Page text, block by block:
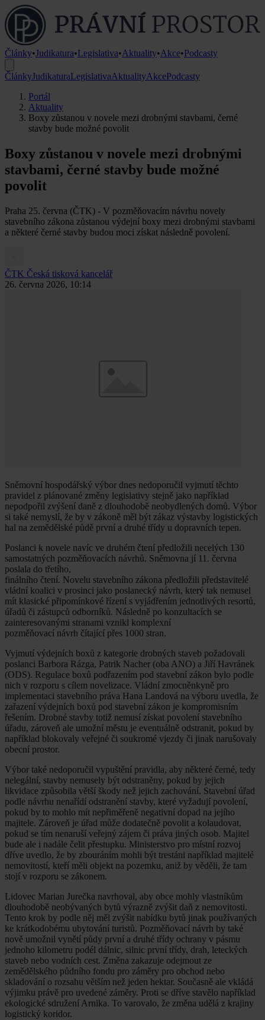
Články•Judikatura•Legislativa•Aktuality•Akce•Podcasty
ČlánkyJudikaturaLegislativaAktualityAkcePodcasty
Portál
Aktuality
Boxy zůstanou v novele mezi drobnými stavbami, černé
stavby bude možné povolit
Boxy zůstanou v novele mezi drobnými
stavbami, černé stavby bude možné
povolit
Praha 25. června (ČTK) - V pozměňovacím návrhu novely
stavebního zákona zůstanou výdejní boxy mezi drobnými stavbami
a některé černé stavby budou moci získat následně povolení.
ČTK Česká tisková kancelář
26. června 2026, 10:14
Sněmovní hospodářský výbor dnes nedoporučil vyjmutí těchto
pravidel z plánované změny legislativy stejně jako například
nepodpořil zvýšení daně z dlouhodobě neobydlených domů. Výbor
si také nemyslí, že by v zákoně měl být zákaz výstavby logistických
hal na zemědělské půdě první a druhé třídy u dopravních tepen.
Poslanci k novele navíc ve druhém čtení předložili necelých 130
samostatných pozměňovacích návrhů. Sněmovna jí 11. června
poslala do třetího,
finálního čtení. Novelu stavebního zákona předložili představitelé
vládní koalici v prosinci jako poslanecký návrh, který tak nemusel
mít klasické připomínkové řízení s vyjádřením jednotlivých resortů,
úřadů či zástupců odborníků. Následně po konzultacích se
zainteresovanými stranami vznikl komplexní
pozměňovací návrh čítající přes 1000 stran.
Vyjmutí výdejních boxů z kategorie drobných staveb požadovali
poslanci Barbora Rázga, Patrik Nacher (oba ANO) a Jiří Havránek
(ODS). Regulace boxů podřazením pod stavební zákon bylo podle
nich v rozporu s cílem novelizace. Vládní zmocněnkyně pro
implementaci stavebního práva Hana Landová na výboru uvedla, že
zařazení výdejních boxů pod stavební zákon je kompromisním
řešením. Drobné stavby totiž nemusí získat povolení stavebního
úřadu, zároveň ale umožní městu je eventuálně odstranit, pokud by
například blokovaly veřejné či soukromé vjezdy či jinak narušovaly
obecní prostor.
Výbor také nedoporučil vypuštění pravidla, aby některé černé, tedy
nelegální, stavby nemusely být odstraněny, pokud by jejich
likvidace způsobila větší škody než jejich zachování. Stavební úřad
podle návrhu nenařídí odstranění stavby, které vyžadují povolení,
pokud by to mohlo mít nepřiměřeně negativní dopad na jejího
majitele. Zároveň je úřad může dodatečně povolit a kolaudovat,
pokud se tím nenaruší veřejný zájem či práva jiných osob. Majitel
bude ale i nadále čelit přestupku. Ministerstvo pro místní rozvoj
dříve uvedlo, že by zbouráním mohli být trestáni například majitelé
nemovitostí, kteří měli objekt na pozemku, aniž by věděli, že tam
stojí v rozporu se zákonem.
Lidovec Marian Jurečka navrhoval, aby obce mohly vlastníkům
dlouhodobě neobývaných bytů výrazně zvýšit daň z nemovitosti.
Tento krok by podle něj měl zvýšit nabídku bytů jinak používaných
ke krátkodobému ubytování turistů. Pozměňovací návrh by také
nově umožnil vynětí půdy první a druhé třídy ochrany v pásmu
jednoho kilometru podél dálnic, silnic první třídy, drah, leteckých
staveb nebo vodních cest. Změna zakazuje odejmout ze
zemědělského půdního fondu pro záměry pro obchod nebo
skladování o rozsahu větším než jeden hektar. Současně ale vkládá
výjimku právě pro uvedené záměry. Proti se dříve stavělo například
ekologické sdružení Arnika. To varovalo, že změna udělá z krajiny
logistický koridor.